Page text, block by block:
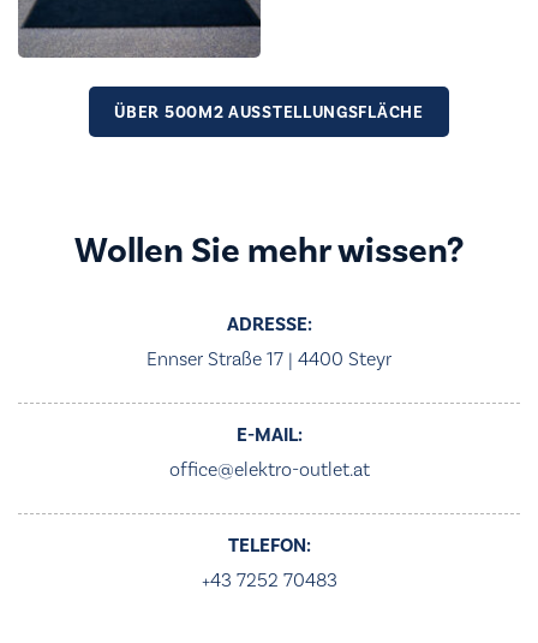
ÜBER 500M2 AUSSTELLUNGSFLÄCHE
Wollen Sie mehr wissen?
ADRESSE:
Ennser Straße 17 | 4400 Steyr
E-MAIL:
office@elektro-outlet.at
TELEFON:
+43 7252 70483